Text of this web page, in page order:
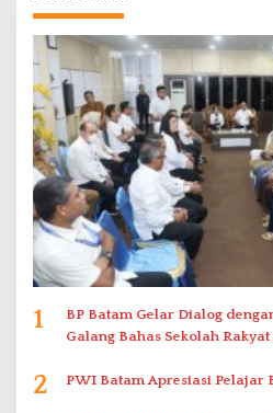
1
BP Batam Gelar Dialog
Galang Bahas Sekolah
2 PWI Batam Apresiasi Pelajar